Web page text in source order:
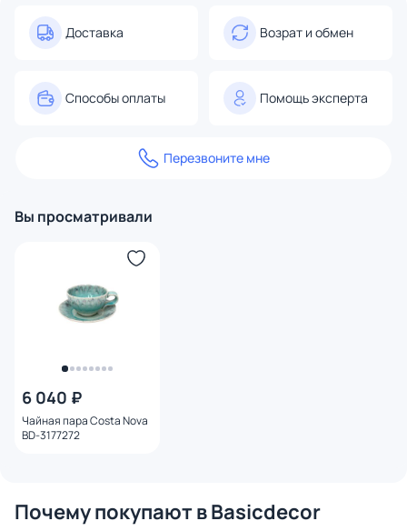
Доставка Возрат и обмен
Способы оплаты Помощь эксперта
Перезвоните мне
Вы просматривали
6 040 ₽
Чайная пара Costa Nova
BD-3177272
Почему покупают в Basicdecor